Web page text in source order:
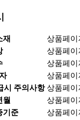
재
상품페이
상품페이
상품페이
상품페이
시 주의사항 상품페이
월
상품페이
기준
상품페이